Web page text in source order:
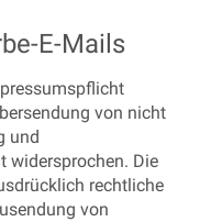
E-Mails
von nicht
und
widersprochen. Die
rechtliche
von